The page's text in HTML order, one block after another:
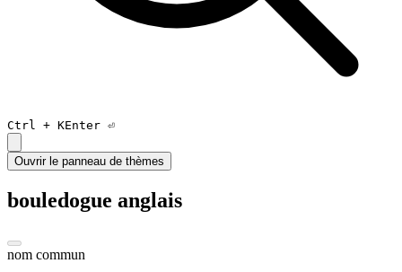
Ctrl + KEnter ⏎
Ouvrir le panneau de thèmes
bouledogue anglais
nom commun